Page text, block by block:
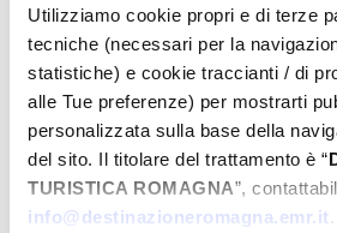
Utilizziamo cookie propri e di terze
tecniche (necessari per la
statistiche) e cookie traccianti / di
alle Tue preferenze) per mostrarti
personalizzata sulla base della
del sito. Il titolare del trattamento è “
TURISTICA ROMAGNA”,
info@destinazioneromagna.emr.it
Events may be subject to
contact organizers before
LINK TO
BOOK